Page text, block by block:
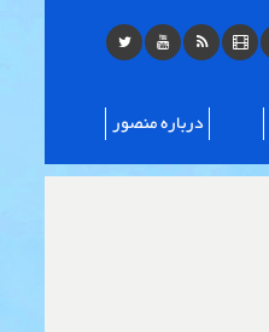
درباره منصور